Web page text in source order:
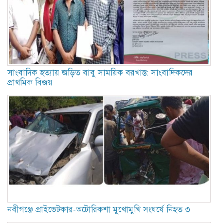
সাংবাদিক হত্যায় জড়িত বাবু সাময়িক বরখাস্ত: সাংবাদিকদের
প্রাথমিক বিজয়
নবীগঞ্জে প্রাইভেটকার-অটোরিকশা মুখোমুখি সংঘর্ষে নিহত ৩